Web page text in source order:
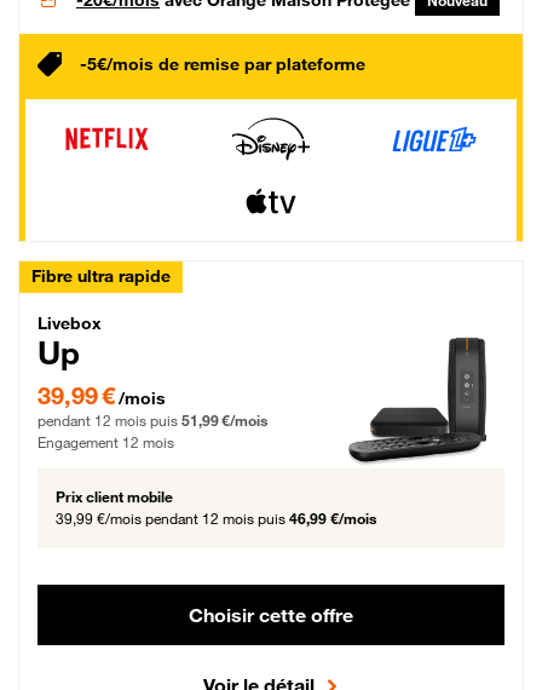
-5€/mois de remise par plateforme
Fibre ultra rapide
Livebox Up Fibre
Livebox
Up
39,99 € par mois pendant 12 mois puis 51,99 € par mois, Engagement 12 mois
39,99 €/mois
pendant 12 mois puis 51,99 €/mois
Engagement 12 mois
Prix client mobile
39,99 €/mois pendant 12 mois puis 46,99 €/mois
Choisir cette offre
Voir le détail